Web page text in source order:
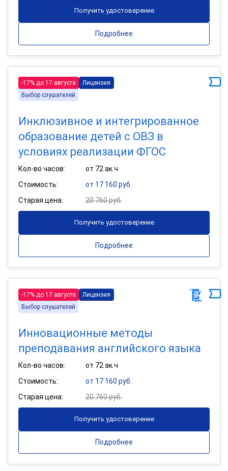
Получить удостоверение
Подробнее
-17% до 17 августа
Лицензия
Выбор слушателей
Инклюзивное и интегрированное
образование детей с ОВЗ в
условиях реализации ФГОС
Кол-во часов:
от 72 ак.ч
Стоимость:
от 17 160 руб.
Старая цена:
20 760 руб.
Получить удостоверение
Подробнее
-17% до 17 августа
Лицензия
Выбор слушателей
Инновационные методы
преподавания английского языка
Кол-во часов:
от 72 ак.ч
Стоимость:
от 17 160 руб.
Старая цена:
20 760 руб.
Получить удостоверение
Подробнее